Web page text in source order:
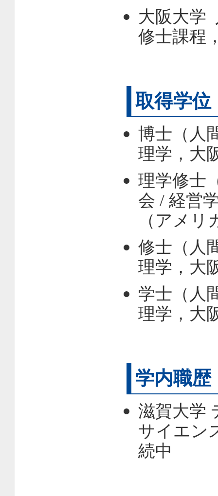
大阪大学
修士課程
取得学位
博士（人
理学，大
理学修士
会 / 経営
（アメ
修士（人
理学，大
学士（人
理学，大
学内職歴
滋賀大学
サイエン
続中